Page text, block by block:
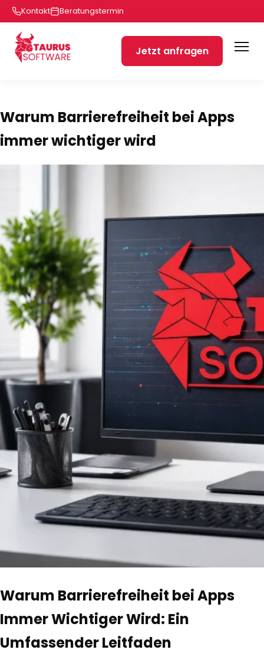
Kontakt Beratungstermin
Jetzt anfragen
Warum Barrierefreiheit bei Apps
immer wichtiger wird
Warum Barrierefreiheit bei Apps
Immer Wichtiger Wird: Ein
Umfassender Leitfaden